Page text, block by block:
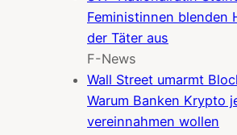
Feministinnen blenden
der Täter aus
F-News
Wall Street umarmt
Warum Banken Krypto
vereinnahmen wollen